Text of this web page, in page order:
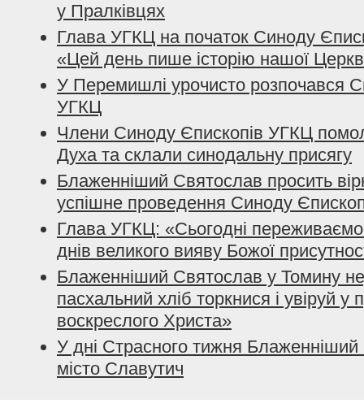
у Пралківцях
Глава УГКЦ на початок Синоду
«Цей день пише історію нашої
У Перемишлі урочисто розпочався
УГКЦ
Члени Синоду Єпископів УГКЦ
Духа та склали синодальну присягу
Блаженніший Святослав просить
успішне проведення Синоду
Глава УГКЦ: «Сьогодні переживаємо
днів великого вияву Божої
Блаженніший Святослав у Томину
пасхальний хліб торкнися і увіруй у
воскреслого Христа»
У дні Страсного тижня Блаженніший
місто Славутич